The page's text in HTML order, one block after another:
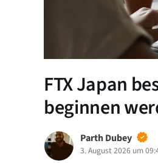
FTX Japan
beginnen
Parth Dubey
3. August 2026 um